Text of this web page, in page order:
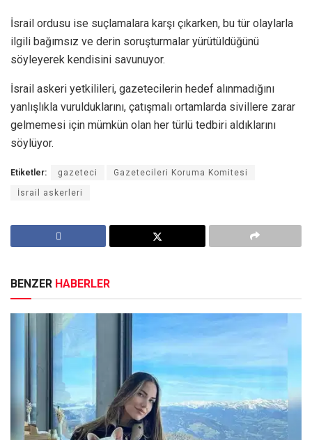
İsrail ordusu ise suçlamalara karşı çıkarken, bu tür olaylarla
ilgili bağımsız ve derin soruşturmalar yürütüldüğünü
söyleyerek kendisini savunuyor.
İsrail askeri yetkilileri, gazetecilerin hedef alınmadığını
yanlışlıkla vurulduklarını, çatışmalı ortamlarda sivillere zarar
gelmemesi için mümkün olan her türlü tedbiri aldıklarını
söylüyor.
Etiketler: gazeteci Gazetecileri Koruma Komitesi
İsrail askerleri
BENZER HABERLER